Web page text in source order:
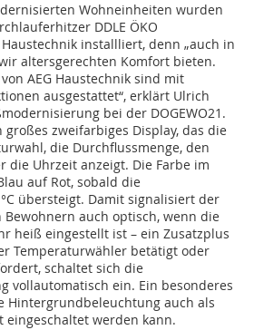
Wohneinheiten wurden
DDLE ÖKO
Haustechnik installliert, denn „auch in
altersgerechten Komfort bieten.
AEG Haustechnik sind mit
ausgestattet“, erklärt Ulrich
bei der DOGEWO21.
großes zweifarbiges Display, das die
die Durchflussmenge, den
die Uhrzeit anzeigt. Die Farbe im
auf Rot, sobald die
übersteigt. Damit signalisiert der
auch optisch, wenn die
heiß eingestellt ist – ein Zusatzplus
Temperaturwähler betätigt oder
schaltet sich die
vollautomatisch ein. Ein besonderes
Hintergrundbeleuchtung auch als
werden kann.